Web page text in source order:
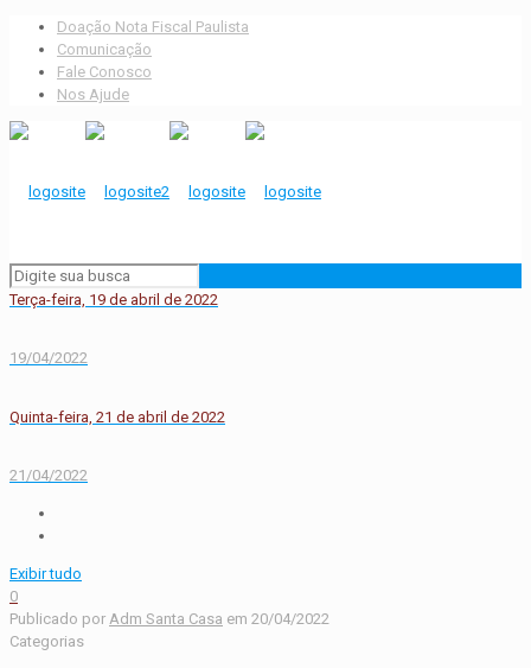
Doação Nota Fiscal Paulista
Comunicação
Fale Conosco
Nos Ajude
Terça-feira, 19 de abril de 2022
19/04/2022
Quinta-feira, 21 de abril de 2022
21/04/2022
Exibir tudo
0
Publicado por Adm Santa Casa em 20/04/2022
Categorias